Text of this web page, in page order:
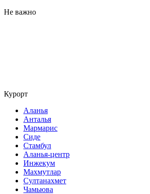
Не важно
Курорт
Аланья
Анталья
Мармарис
Сиде
Стамбул
Аланья-центр
Инжекум
Махмутлар
Султанахмет
Чамьюва